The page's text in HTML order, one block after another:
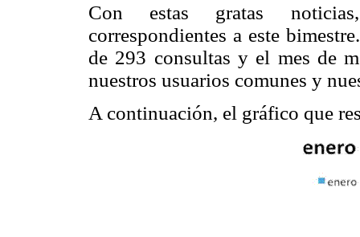
Con estas gratas noticias,
correspondientes a este
de 293 consultas y el mes de
nuestros usuarios comunes y
A continuación, el gráfico que